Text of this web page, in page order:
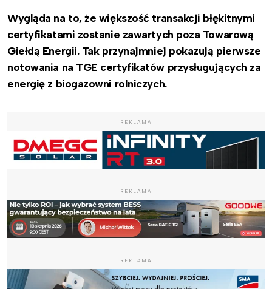
Wygląda na to, że większość transakcji błękitnymi
certyfikatami zostanie zawartych poza Towarową
Giełdą Energii. Tak przynajmniej pokazują pierwsze
notowania na TGE certyfikatów przysługujących za
energię z biogazowni rolniczych.
REKLAMA
REKLAMA
REKLAMA